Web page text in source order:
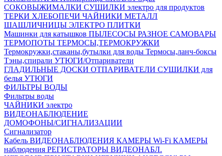
СОКОВЫЖИМАЛКИ СУШИЛКИ электро для продуктов
ТЕРКИ ХЛЕБОПЕЧИ ЧАЙНИКИ МЕТАЛЛ
ШАШЛИЧНИЦЫ ЭЛЕКТРО ПЛИТКИ
Машинки для катышков ПЫЛЕСОСЫ РАЗНОЕ САМОВАРЫ
ТЕРМОПОТЫ ТЕРМОСЫ,ТЕРМОКРУЖКИ
Термокружки,стаканы,бутылки для воды Термосы,ланч-боксы
Тэны,спирали УТЮГИ/Отпариватели
ГЛАДИЛЬНЫЕ ДОСКИ ОТПАРИВАТЕЛИ СУШИЛКИ для
белья УТЮГИ
ФИЛЬТРЫ ВОДЫ
Фильтры воды
ЧАЙНИКИ электро
ВИДЕОНАБЛЮДЕНИЕ
ДОМОФОНЫ/СИГНАЛИЗАЦИИ
Сигнализатор
Кабель ВИДЕОНАБЛЮДЕНИЯ КАМЕРЫ Wi-Fi КАМЕРЫ
наблюдения РЕГИСТРАТОРЫ ВИДЕОНАБЛ.